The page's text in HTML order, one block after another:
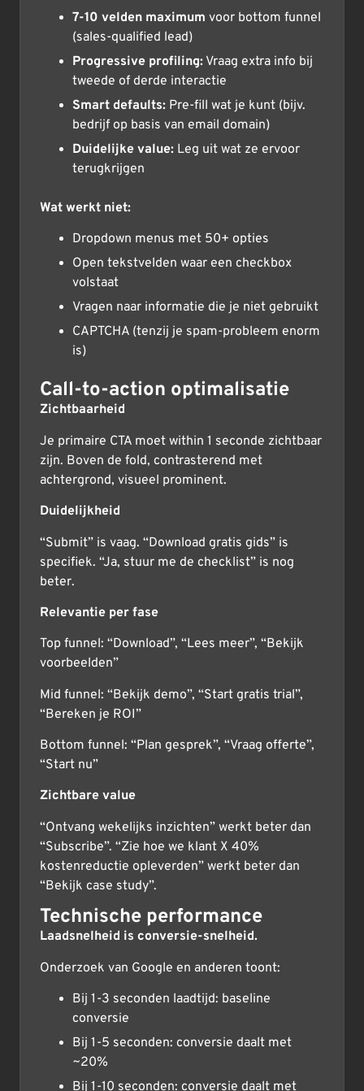
7-10 velden maximum voor bottom funnel
(sales-qualified lead)
Progressive profiling: Vraag extra info bij
tweede of derde interactie
Smart defaults: Pre-fill wat je kunt (bijv.
bedrijf op basis van email domain)
Duidelijke value: Leg uit wat ze ervoor
terugkrijgen
Wat werkt niet:
Dropdown menus met 50+ opties
Open tekstvelden waar een checkbox
volstaat
Vragen naar informatie die je niet gebruikt
CAPTCHA (tenzij je spam-probleem enorm
is)
Call-to-action optimalisatie
Zichtbaarheid
Je primaire CTA moet within 1 seconde zichtbaar
zijn. Boven de fold, contrasterend met
achtergrond, visueel prominent.
Duidelijkheid
“Submit” is vaag. “Download gratis gids” is
specifiek. “Ja, stuur me de checklist” is nog
beter.
Relevantie per fase
Top funnel: “Download”, “Lees meer”, “Bekijk
voorbeelden”
Mid funnel: “Bekijk demo”, “Start gratis trial”,
“Bereken je ROI”
Bottom funnel: “Plan gesprek”, “Vraag offerte”,
“Start nu”
Zichtbare value
“Ontvang wekelijks inzichten” werkt beter dan
“Subscribe”. “Zie hoe we klant X 40%
kostenreductie opleverden” werkt beter dan
“Bekijk case study”.
Technische performance
Laadsnelheid is conversie-snelheid.
Onderzoek van Google en anderen toont:
Bij 1-3 seconden laadtijd: baseline
conversie
Bij 1-5 seconden: conversie daalt met
~20%
Bij 1-10 seconden: conversie daalt met